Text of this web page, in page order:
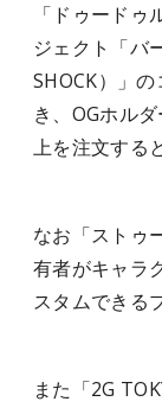
「ドゥード
ジェクト「バ
SHOCK）」
き、OGホル
上を注文する
なお「ストゥ
有者がキャラ
スタムできる
また「2G